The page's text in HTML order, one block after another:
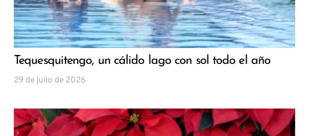
Tequesquitengo, un cálido lago con sol todo el año
29 de julio de 2026